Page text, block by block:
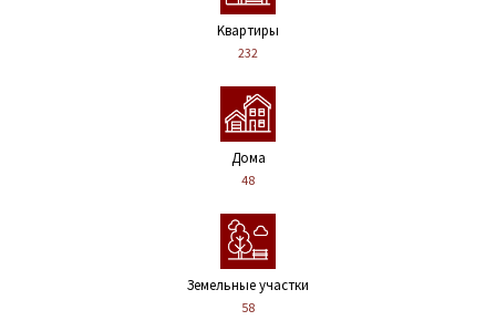
Kвартиры
232
Дома
48
Земельные участки
58